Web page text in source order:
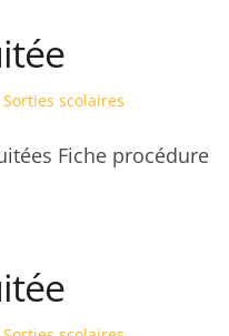
Sorties scolaires
Fiche procédure